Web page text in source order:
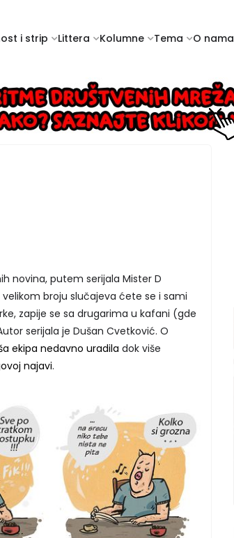
i strip Littera Kolumne Tema O nama
novina, putem serijala Mister D
broju slučajeva ćete se i sami
zapije se sa drugarima u kafani (gde
serijala je Dušan Cvetković. O
ekipa nedavno uradila dok više
najavi.